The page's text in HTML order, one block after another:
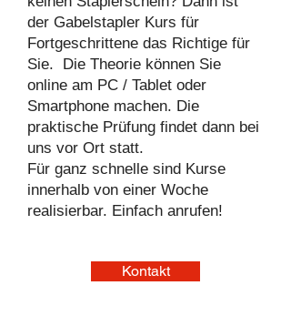
der Gabelstapler Kurs für
Fortgeschrittene das Richtige für
Sie. Die Theorie können Sie
online am PC / Tablet oder
Smartphone machen. Die
praktische Prüfung findet dann bei
uns vor Ort statt.
Für ganz schnelle sind Kurse
innerhalb von einer Woche
realisierbar. Einfach anrufen!
Kontakt